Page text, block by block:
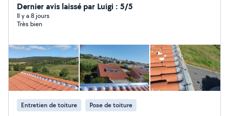
devis gratuit sûr Montpellier et alentours. Assurance
décennale à jour.
Dernier avis laissé par Luigi : 5/5
Il y a 8 jours
Très bien
Entretien de toiture Pose de toiture